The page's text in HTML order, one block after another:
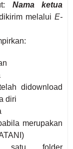
Nama ketua
melaluiE-
didownload
diri
merupakan
satu folder